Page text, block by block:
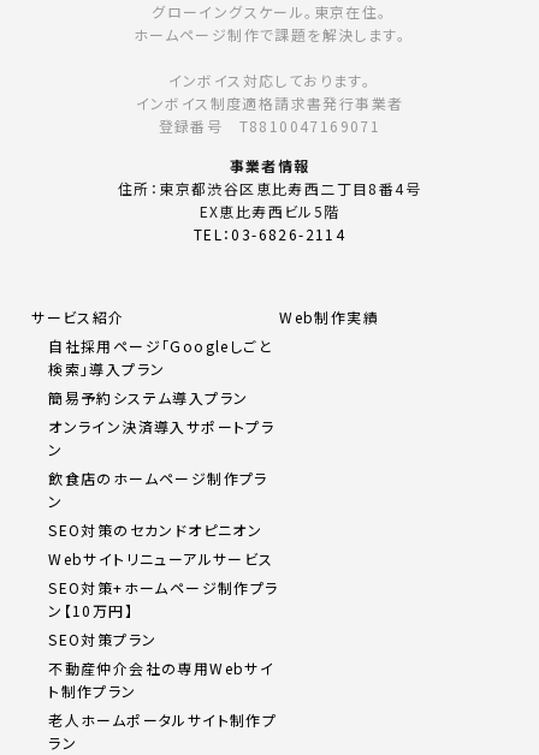
グローイングスケール。東京在住。
ホームページ制作で課題を解決します。
インボイス対応しております。
インボイス制度適格請求書発行事業者
登録番号 T8810047169071
事業者情報
住所：東京都渋谷区恵比寿西二丁目8番4号
EX恵比寿西ビル5階
TEL：03-6826-2114
サービス紹介
自社採用ページ「Googleしごと
検索」導入プラン
簡易予約システム導入プラン
オンライン決済導入サポートプラ
ン
飲食店のホームページ制作プラ
ン
SEO対策のセカンドオピニオン
Webサイトリニューアルサービス
SEO対策+ホームページ制作プラ
ン【10万円】
SEO対策プラン
不動産仲介会社の専用Webサイ
ト制作プラン
老人ホームポータルサイト制作プ
ラン
Web制作実績